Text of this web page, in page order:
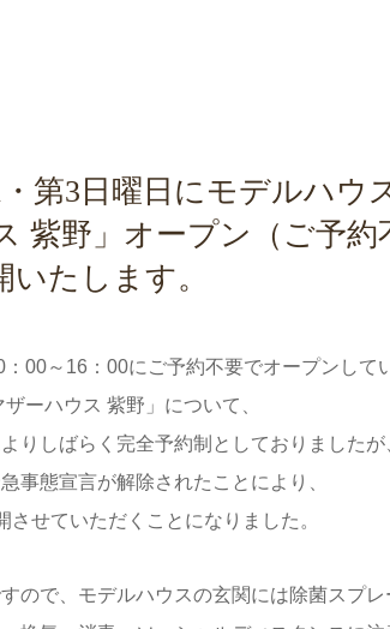
第3日曜日にモデルハウ
紫野」オープン（ご予約
いたします。
00～16：00にご予約不要でオープンして
ーハウス 紫野」について、
りしばらく完全予約制としておりましたが
事態宣言が解除されたことにより、
させていただくことになりました。
ので、モデルハウスの玄関には除菌スプレ